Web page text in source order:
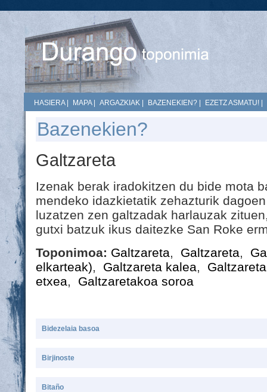
HASIERA| MAPA| ARGAZKIAK BAZENEKIEN? EZETZ ASMATU!
Bazenekien?
Galtzareta
Izenak berak iradokitzen du bide mota
mendeko idazkietatik zehazturik
luzatzen zen galtzadak harlauzak
gutxi batzuk ikus daitezke San Roke
Toponimoa: Galtzareta, Galtzareta,
elkarteak), Galtzareta kalea,
etxea, Galtzaretakoa soroa
Bidezelaia basoa
Birjinoste
Bitaño